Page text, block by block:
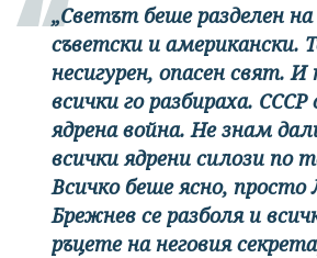
„Светът беше разделен на
съветски и американски.
несигурен, опасен свят. И
всички го разбираха.
ядрена война. Не знам
всички ядрени силози по
Всичко беше ясно, просто
Брежнев се разболя и
ръцете на неговия